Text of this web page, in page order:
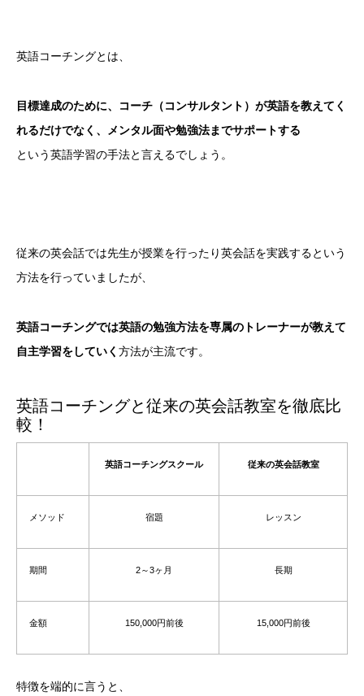
英語コーチングとは、
目標達成のために、コーチ（コンサルタント）が英語を教えてく
れるだけでなく、メンタル面や勉強法までサポートする
という英語学習の手法と言えるでしょう。
従来の英会話では先生が授業を行ったり英会話を実践するという
方法を行っていましたが、
英語コーチングでは英語の勉強方法を専属のトレーナーが教えて
自主学習をしていく 方法が主流です。
英語コーチングと従来の英会話教室を徹底比
較！
英語コーチングスクール 従来の英会話教室
メソッド 宿題 レッスン
期間 2～3ヶ月 長期
金額 150,000円前後 15,000円前後
特徴を端的に言うと、